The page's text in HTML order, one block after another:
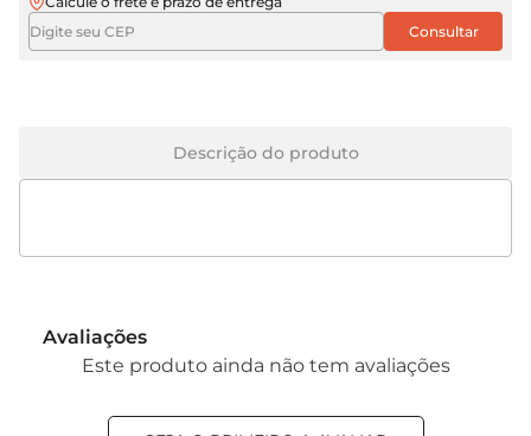
Descrição do produto
Avaliações
Este produto ainda não tem avaliações